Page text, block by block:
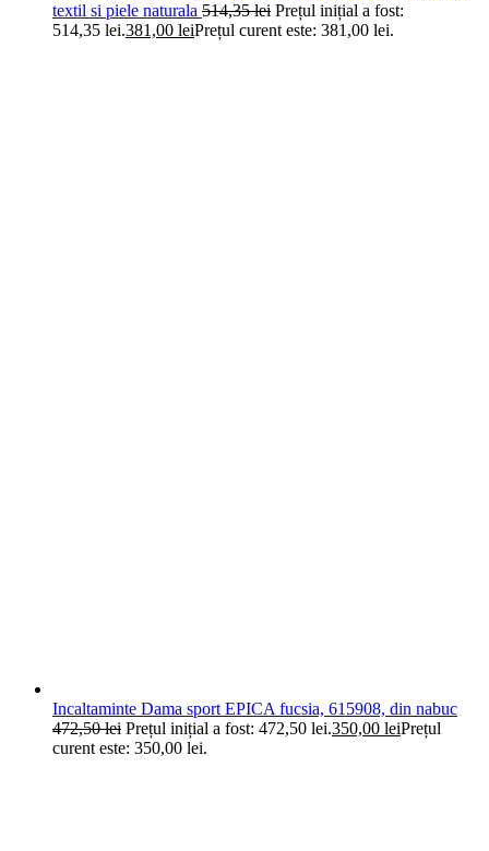
textil si piele naturala 514,35lei Prețul inițial a fost:
514,35 lei.381,00 leiPrețul curent este: 381,00 lei.
Incaltaminte Dama sport EPICA fucsia, 615908, din nabuc
472,50lei Prețul inițial a fost: 472,50 lei.350,00 leiPrețul
curent este: 350,00 lei.